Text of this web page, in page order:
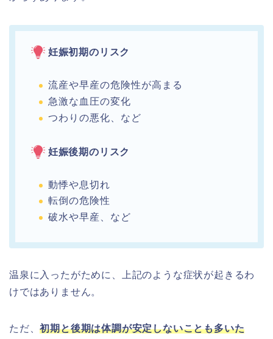
妊娠初期のリスク
流産や早産の危険性が高まる
急激な血圧の変化
つわりの悪化
など
妊娠後期のリスク
動悸や息切れ
転倒の危険性
破水や早産
など
温泉に入ったがために、上記のような症状が起きるわ
けではありません。
ただ、初期と後期は体調が安定しないことも多いた